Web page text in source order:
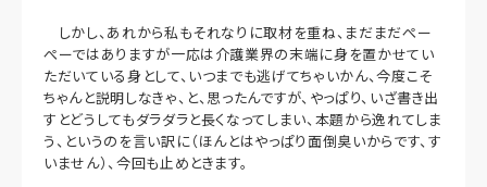
しかし、あれから私もそれなりに取材を重ね、まだまだぺー
ぺーではありますが一応は介護業界の末端に身を置かせてい
ただいている身として、いつまでも逃げてちゃいかん、今度こそ
ちゃんと説明しなきゃ、と、思ったんですが、やっぱり、いざ書き出
すとどうしてもダラダラと長くなってしまい、本題から逸れてしま
う、というのを言い訳に（ほんとはやっぱり面倒臭いからです、す
いません）、今回も止めときます。